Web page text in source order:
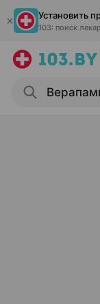
Установить
103: поиск